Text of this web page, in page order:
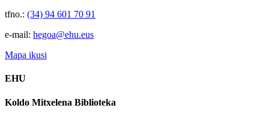
tfno.: (34) 94 601 70 91
e-mail: hegoa@ehu.eus
Mapa ikusi
EHU
Koldo Mitxelena Biblioteka